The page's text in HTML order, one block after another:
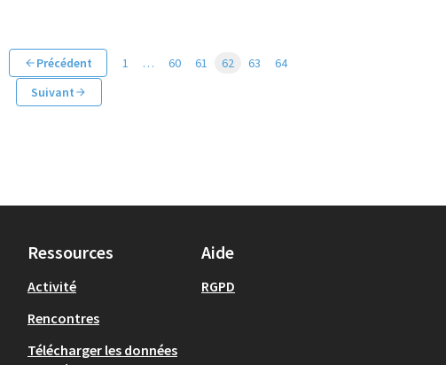
Précédent 1 … 60 61 62 63
64
Suivant
Ressources
Activité
Rencontres
Télécharger les données
Aide
RGPD